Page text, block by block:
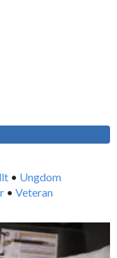
• Ungdom
• Veteran